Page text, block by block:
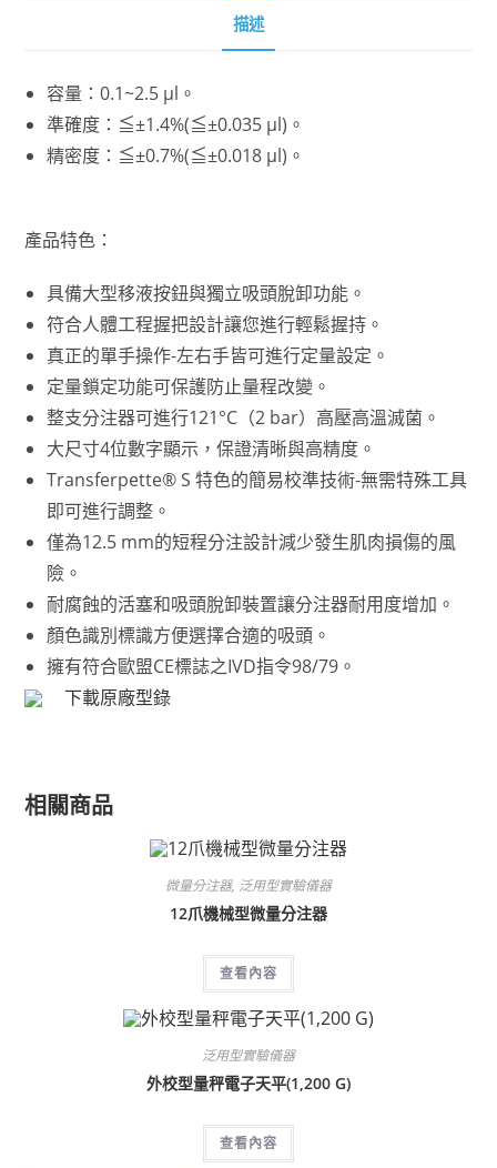
描述
容量：0.1~2.5 µl。
準確度：≦±1.4%(≦±0.035 µl)。
精密度：≦±0.7%(≦±0.018 µl)。
產品特色：
具備大型移液按鈕與獨立吸頭脫卸功能。
符合人體工程握把設計讓您進行輕鬆握持。
真正的單手操作-左右手皆可進行定量設定。
定量鎖定功能可保護防止量程改變。
整支分注器可進行121°C（2 bar）高壓高溫滅菌。
大尺寸4位數字顯示，保證清晰與高精度。
Transferpette® S 特色的簡易校準技術-無需特殊工具
即可進行調整。
僅為12.5 mm的短程分注設計減少發生肌肉損傷的風
險。
耐腐蝕的活塞和吸頭脫卸裝置讓分注器耐用度增加。
顏色識別標識方便選擇合適的吸頭。
擁有符合歐盟CE標誌之IVD指令98/79。
下載原廠型錄
相關商品
微量分注器, 泛用型實驗儀器
12爪機械型微量分注器
查看內容
泛用型實驗儀器
外校型量秤電子天平(1,200 G)
查看內容